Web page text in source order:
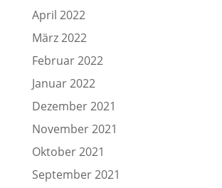
April 2022
März 2022
Februar 2022
Januar 2022
Dezember 2021
November 2021
Oktober 2021
September 2021